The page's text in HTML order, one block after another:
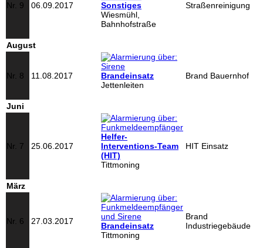
Nr. 9 06.09.2017
Sonstiges
Wiesmühl,
Bahnhofstraße
Straßenreinigung
August
Nr. 8 11.08.2017
Brandeinsatz
Jettenleiten
Brand Bauernhof
Juni
Nr. 7 25.06.2017
Helfer-
Interventions-Team
(HIT)
Tittmoning
HIT Einsatz
März
Nr. 6 27.03.2017
Brandeinsatz
Tittmoning
Brand
Industriegebäude